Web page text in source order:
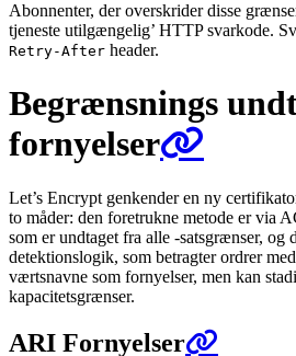
Abonnenter, der overskrider disse
tjeneste utilgængelig’ HTTP svarkode.
Retry-After header.
Begrænsnings
fornyelser
Let’s Encrypt genkender en ny
to måder: den foretrukne metode er via
som er undtaget fra alle -satsgrænser, og
detektionslogik, som betragter ordrer
værtsnavne som fornyelser, men kan
kapacitetsgrænser.
ARI Fornyelser